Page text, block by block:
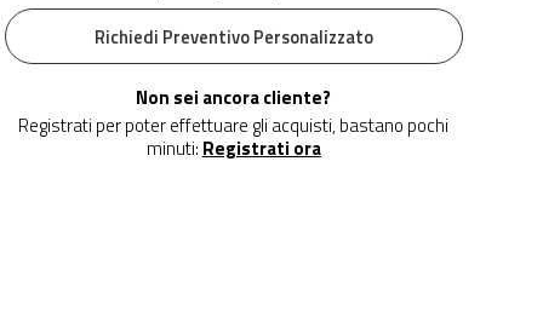
Richiedi Preventivo Personalizzato
Non sei ancora cliente?
Registrati per poter effettuare gli acquisti, bastano pochi
minuti: Registrati ora